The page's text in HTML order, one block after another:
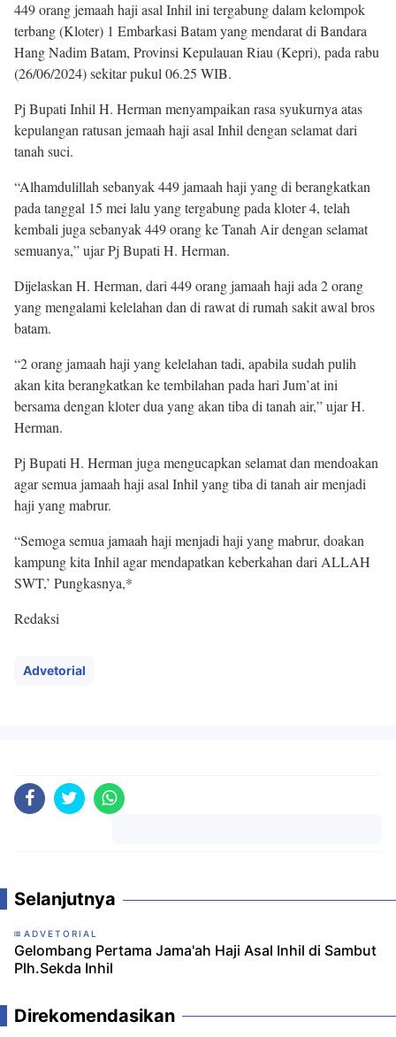
449 orang jemaah haji asal Inhil ini tergabung dalam kelompok
terbang (Kloter) 1 Embarkasi Batam yang mendarat di Bandara
Hang Nadim Batam, Provinsi Kepulauan Riau (Kepri), pada rabu
(26/06/2024) sekitar pukul 06.25 WIB.
Pj Bupati Inhil H. Herman menyampaikan rasa syukurnya atas
kepulangan ratusan jemaah haji asal Inhil dengan selamat dari
tanah suci.
“Alhamdulillah sebanyak 449 jamaah haji yang di berangkatkan
pada tanggal 15 mei lalu yang tergabung pada kloter 4, telah
kembali juga sebanyak 449 orang ke Tanah Air dengan selamat
semuanya,” ujar Pj Bupati H. Herman.
Dijelaskan H. Herman, dari 449 orang jamaah haji ada 2 orang
yang mengalami kelelahan dan di rawat di rumah sakit awal bros
batam.
“2 orang jamaah haji yang kelelahan tadi, apabila sudah pulih
akan kita berangkatkan ke tembilahan pada hari Jum’at ini
bersama dengan kloter dua yang akan tiba di tanah air,” ujar H.
Herman.
Pj Bupati H. Herman juga mengucapkan selamat dan mendoakan
agar semua jamaah haji asal Inhil yang tiba di tanah air menjadi
haji yang mabrur.
“Semoga semua jamaah haji menjadi haji yang mabrur, doakan
kampung kita Inhil agar mendapatkan keberkahan dari ALLAH
SWT,’ Pungkasnya,*
Redaksi
Advetorial
Selanjutnya
ADVETORIAL
Gelombang Pertama Jama'ah Haji Asal Inhil di Sambut
Plh.Sekda Inhil
Direkomendasikan